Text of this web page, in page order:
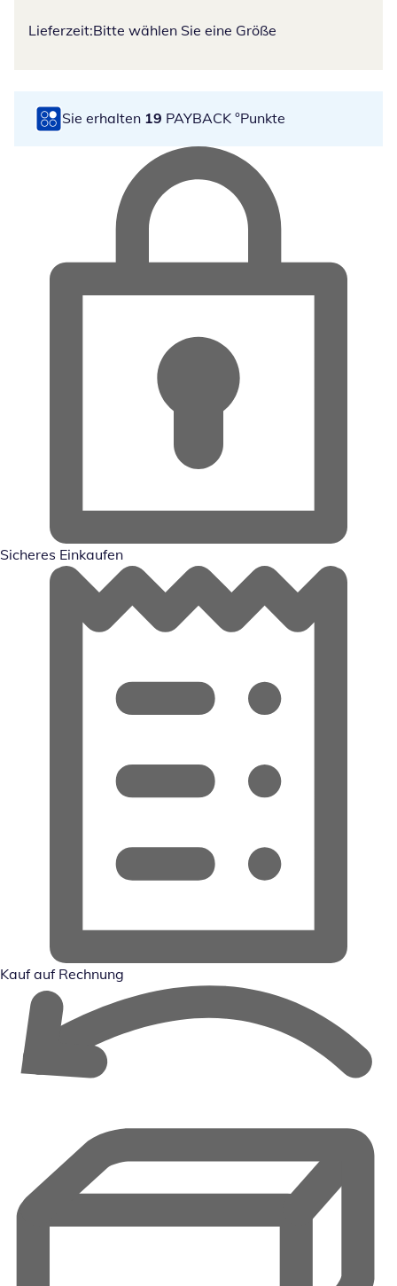
Lieferzeit:Bitte wählen Sie eine Größe
Sie erhalten 19 PAYBACK °Punkte
Sicheres Einkaufen
Kauf auf Rechnung